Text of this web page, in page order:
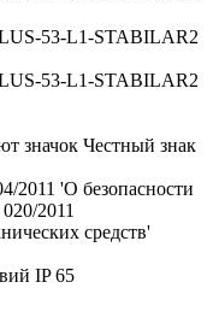
значок Честный знак
2011 'О безопасности
2011
средств'
IP 65